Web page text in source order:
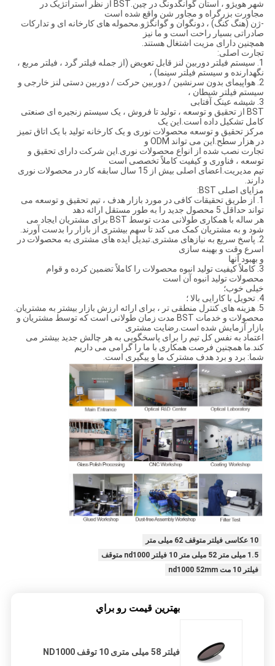
شهر هویژو ، استان گوانگدونگ در چین.BST از نظر استراتژیک در
مجاورت بزرگراه و مجاور شن واقع شده است
-ژن (هنگ کنگ) ، دونگوان و گوانگژو.محموله های کارخانه ای و تدارکات
صادراتی بسیار راحت است و ما نیز
همچنین دارای مزیت اشتغال هستند.
تجارت اصلی:
1. سیستم فیلتر دوربین لنز قابل تعویض (از جمله فیلتر گرد ، فیلتر مربع ،
نگهدارنده و سیستم فیلتر سینما) ،
2. هواپیمای بدون سرنشین / دوربین حرکت / دوربین دستی لنز خارجی و
سیستم فیلتر شیطان ،
3. شیشه عینک آفتابی
BST از تحقیق و توسعه ، تولید تا فروش ، یک سیستم زنجیره ای صنعتی
کامل تشکیل داده است.این یک
مرکز تحقیق و توسعه محصولات نوری و یک کارخانه تولید با یک اتاق تمیز
در هزار سطح.این می تواند ODM و
تجارت نصب شده از انواع محصولات نوری.این شرکت دارای تحقیق و
توسعه ، فناوری و کیفیت کاملاً تخصصی است
تیم مدیریت.اعضای اصلی بیش از 15 سال سابقه کار در محصولات نوری
دارند.
مزایای اصلی BST:
1. از طریق تحقیقات کافی در مورد بازار هدف ، تیم تحقیق و توسعه می
تواند حداقل 5 محصول جدید را به طور مستقل ارائه دهد
هر ساله با همکاری طولانی مدت توسط BST برای مشتریان ایجاد می
شود و به مشتریان کمک می کند تا سهم بیشتری از بازار را بدست آورند.
2. پاسخ سریع به نیازهای مشتری.تبدیل ایده های مشتری به محصولات در
اسرع وقت و بهینه سازی
و بهبود آنها
3. كاملاً كیفیت تولید انبوه محصولات را كاملاً تضمین كرده و قوام
محصولات تولید انبوه آن است
خیلی خوب؛
4. تحویل با کارایی بالا ؛
5. هزینه های کنترل منطقی تر ، برای ارائه ارزش بازار بیشتر به مشتریان.
محصولات و خدمات BST مدت زمان طولانی است که توسط مشتریان و
بازار آزمایش شده است.رضایت مشتری
اعتماد به نفس کل تیم را برای پاسخگویی به هر چالش جدید بیشتر می
کند.ما همچنین فرصت همکاری با ما را گرامی می داریم
شما: برد و برد هدف مشترک ما و پیگیری است.
10 عکاسی فیلتر متوقف 62 میلی متر
1.5 میلی متر 52 میلی متر 10 فیلتر nd1000 متوقف
فیلتر 10 مت nd1000 52mm
بهترين قيمت رو براي
فیلتر 58 میلی متری 10 توقف ND1000